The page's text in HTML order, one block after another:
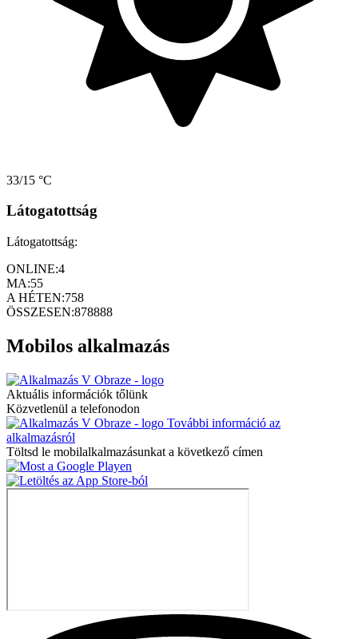
33/15 °C
Látogatottság
Látogatottság:
ONLINE:4
MA:55
A HÉTEN:758
ÖSSZESEN:878888
Mobilos alkalmazás
Aktuális információk tőlünk
Közvetlenül a telefonodon
További információ az
alkalmazásról
Töltsd le mobilalkalmazásunkat a következő címen